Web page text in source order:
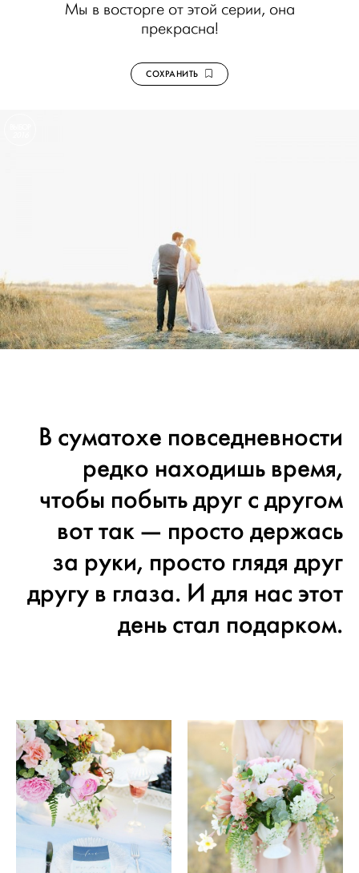
Мы в восторге от этой серии, она
прекрасна!
СОХРАНИТЬ
В суматохе повседневности
редко находишь время,
чтобы побыть друг с другом
вот так — просто держась
за руки, просто глядя друг
другу в глаза. И для нас этот
день стал подарком.